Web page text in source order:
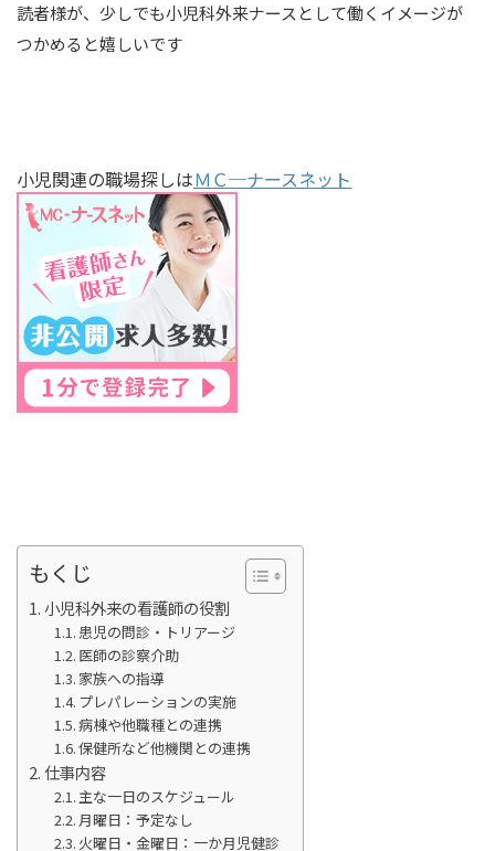
読者様が、少しでも小児科外来ナースとして働くイメージが
つかめると嬉しいです
小児関連の職場探しはＭＣ─ナースネット
もくじ
小児科外来の看護師の役割
患児の問診・トリアージ
医師の診察介助
家族への指導
プレパレーションの実施
病棟や他職種との連携
保健所など他機関との連携
仕事内容
主な一日のスケジュール
月曜日：予定なし
火曜日・金曜日：一か月児健診